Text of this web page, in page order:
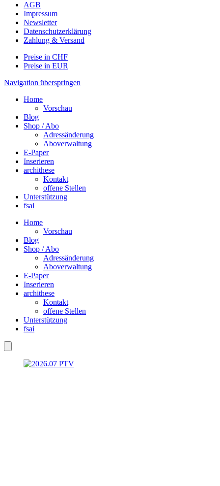
AGB
Impressum
Newsletter
Datenschutzerklärung
Zahlung & Versand
Preise in CHF
Preise in EUR
Navigation überspringen
Home
Vorschau
Blog
Shop / Abo
Adressänderung
Aboverwaltung
E-Paper
Inserieren
archithese
Kontakt
offene Stellen
Unterstützung
fsai
Home
Vorschau
Blog
Shop / Abo
Adressänderung
Aboverwaltung
E-Paper
Inserieren
archithese
Kontakt
offene Stellen
Unterstützung
fsai